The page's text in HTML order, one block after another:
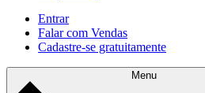
Entrar
Falar com Vendas
Cadastre‐se gratuitamente
Menu